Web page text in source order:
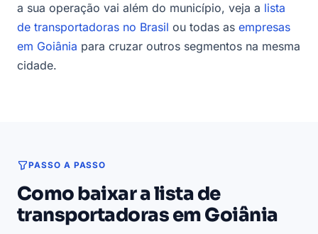
a sua operação vai além do município, veja a lista
de transportadoras no Brasil ou todas as empresas
em Goiânia para cruzar outros segmentos na mesma
cidade.
PASSO A PASSO
Como baixar a lista de
transportadoras em Goiânia